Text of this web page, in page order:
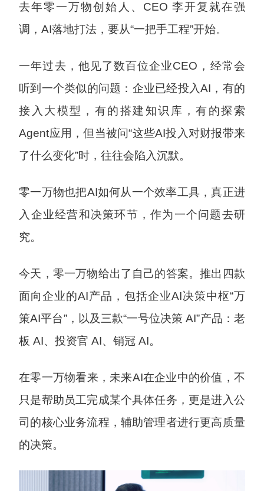
去年零一万物创始人、CEO 李开复就在强
调，AI落地打法，要从“一把手工程”开始。
一年过去，他见了数百位企业CEO，经常会
听到一个类似的问题：企业已经投入AI，有的
接入大模型，有的搭建知识库，有的探索
Agent应用，但当被问“这些AI投入对财报带来
了什么变化”时，往往会陷入沉默。
零一万物也把AI如何从一个效率工具，真正进
入企业经营和决策环节，作为一个问题去研
究。
今天，零一万物给出了自己的答案。推出四款
面向企业的AI产品，包括企业AI决策中枢“万
策AI平台”，以及三款“一号位决策 AI”产品：老
板 AI、投资官 AI、销冠 AI。
在零一万物看来，未来AI在企业中的价值，不
只是帮助员工完成某个具体任务，更是进入公
司的核心业务流程，辅助管理者进行更高质量
的决策。